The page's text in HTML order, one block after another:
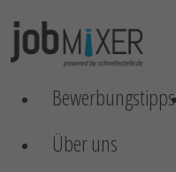
Bewerbungstipps
Über uns